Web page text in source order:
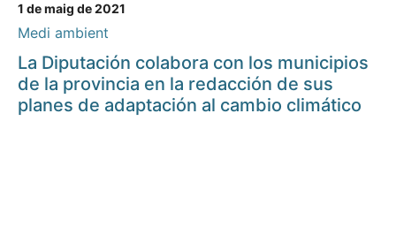
1 de maig de 2021
Medi ambient
La Diputación colabora con los municipios
de la provincia en la redacción de sus
planes de adaptación al cambio climático